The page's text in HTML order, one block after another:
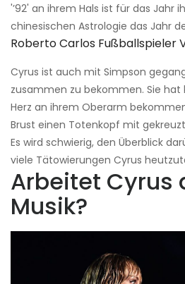
'’92' an ihrem Hals ist für das Jahr
chinesischen Astrologie das Jahr
Roberto Carlos Fußballspieler
Cyrus ist auch mit Simpson
zusammen zu bekommen. Sie hat
Herz an ihrem Oberarm
Brust einen Totenkopf mit
Es wird schwierig, den Überblick
viele Tätowierungen Cyrus
Arbeitet Cyrus
Musik?